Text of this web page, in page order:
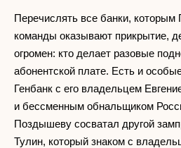
Перечислять все банки,
команды оказывают прикрытие,
огромен: кто делает разовые
абонентской плате. Есть и
Генбанк с его владельцем
и бессменным обнальщиком
Поздышеву сосватал другой
Тулин, который знаком с